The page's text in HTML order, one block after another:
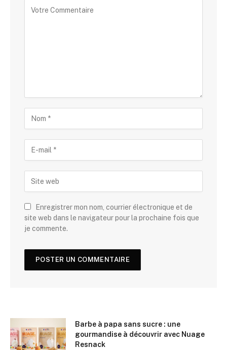
Enregistrer mon nom, courrier électronique et de
site web dans le navigateur pour la prochaine fois que
je commente.
Barbe à papa sans sucre : une
gourmandise à découvrir avec Nuage
Resnack